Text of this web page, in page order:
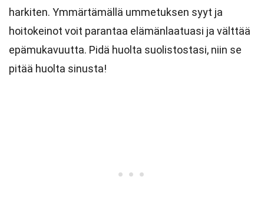
harkiten. Ymmärtämällä ummetuksen syyt ja
hoitokeinot voit parantaa elämänlaatuasi ja välttää
epämukavuutta. Pidä huolta suolistostasi, niin se
pitää huolta sinusta!